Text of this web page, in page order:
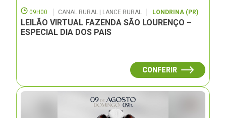
09H00 CANAL RURAL | LANCE RURAL LONDRINA (PR)
LEILÃO VIRTUAL FAZENDA SÃO LOURENÇO –
ESPECIAL DIA DOS PAIS
CONFERIR